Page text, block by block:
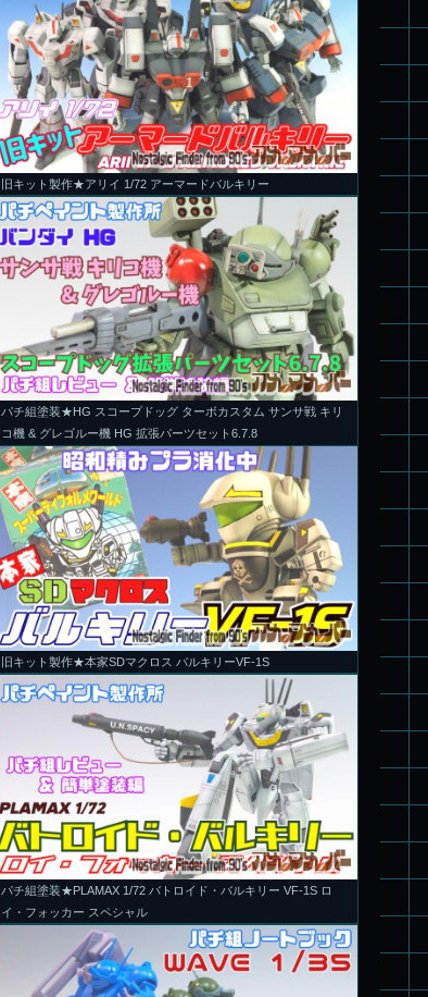
旧キット製作★アリイ 1/72 アーマードバルキリー
パチ組塗装★HG スコープドッグ ターボカスタム サンサ戦 キリ
コ機 & グレゴルー機 HG 拡張パーツセット6.7.8
旧キット製作★本家SDマクロス バルキリーVF-1S
パチ組塗装★PLAMAX 1/72 バトロイド・バルキリー VF-1S ロ
イ・フォッカー スペシャル